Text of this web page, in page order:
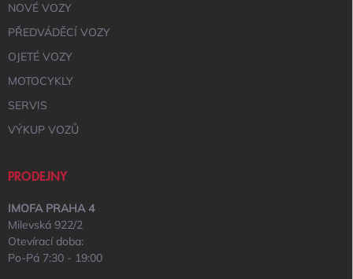
NOVÉ VOZY
PŘEDVÁDĚCÍ VOZY
OJETÉ VOZY
MOTOCYKLY
SERVIS
VÝKUP VOZŮ
PRODEJNY
IMOFA PRAHA 4
Milevská 922/2
Otevírací doba:
Po-Pá 7:30 - 19:00